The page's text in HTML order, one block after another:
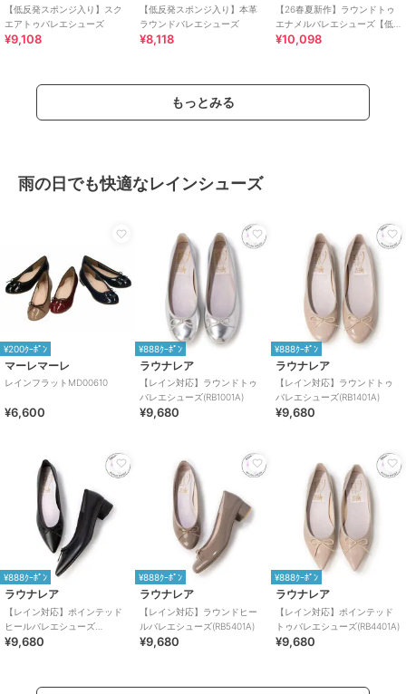
【低反発スポンジ入り】スク
エアトゥバレエシューズ
¥9,108
【低反発スポンジ入り】本革
ラウンドバレエシューズ
¥8,118
【26春夏新作】ラウンドトゥ
エナメルバレエシューズ【低
反発スポンジ入り】
¥10,098
もっとみる
雨の日でも快適なレインシューズ
¥200ｸｰﾎﾟﾝ
マーレマーレ
レインフラットMD00610
¥6,600
¥888ｸｰﾎﾟﾝ
ラウナレア
【レイン対応】ラウンドトゥ
バレエシューズ(RB1001A)
¥9,680
¥888ｸｰﾎﾟﾝ
ラウナレア
【レイン対応】ラウンドトゥ
バレエシューズ(RB1401A)
¥9,680
¥888ｸｰﾎﾟﾝ
ラウナレア
【レイン対応】ポインテッド
ヒールバレエシューズ
(RB9001A)
¥9,680
¥888ｸｰﾎﾟﾝ
ラウナレア
【レイン対応】ラウンドヒー
ルバレエシューズ(RB5401A)
¥9,680
¥888ｸｰﾎﾟﾝ
ラウナレア
【レイン対応】ポインテッド
トゥバレエシューズ(RB4401A)
¥9,680